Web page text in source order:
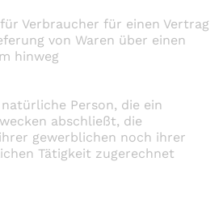
Verbraucher für einen Vertrag
von Waren über einen
hinweg
Person, die ein
abschließt, die
gewerblichen noch ihrer
Tätigkeit zugerechnet